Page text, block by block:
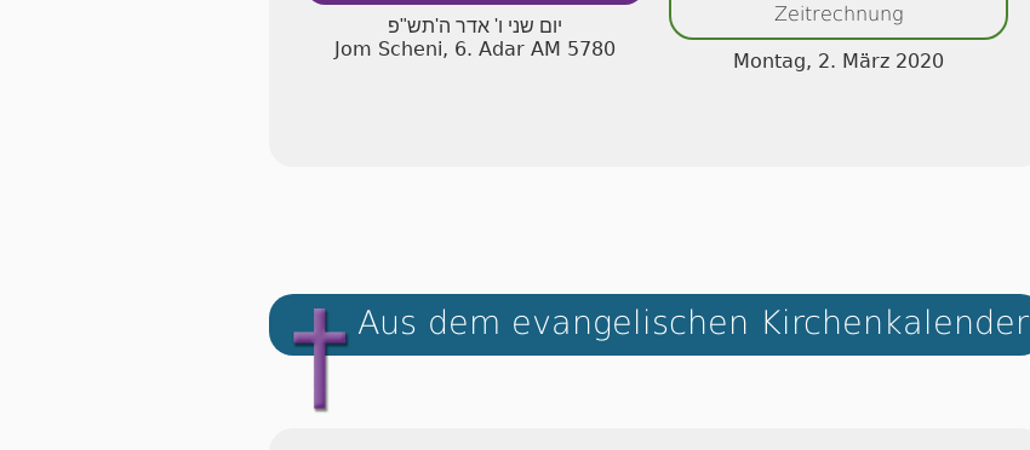
יום שני ו' אדר ה'תש"פ
Jom Scheni, 6. Adar AM 5780
Zeitrechnung
Montag, 2. März 2020
Aus dem evangelischen Kirchenkalender